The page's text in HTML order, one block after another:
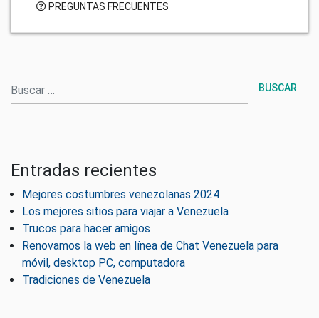
PREGUNTAS FRECUENTES
Entradas recientes
Mejores costumbres venezolanas 2024
Los mejores sitios para viajar a Venezuela
Trucos para hacer amigos
Renovamos la web en línea de Chat Venezuela para
móvil, desktop PC, computadora
Tradiciones de Venezuela